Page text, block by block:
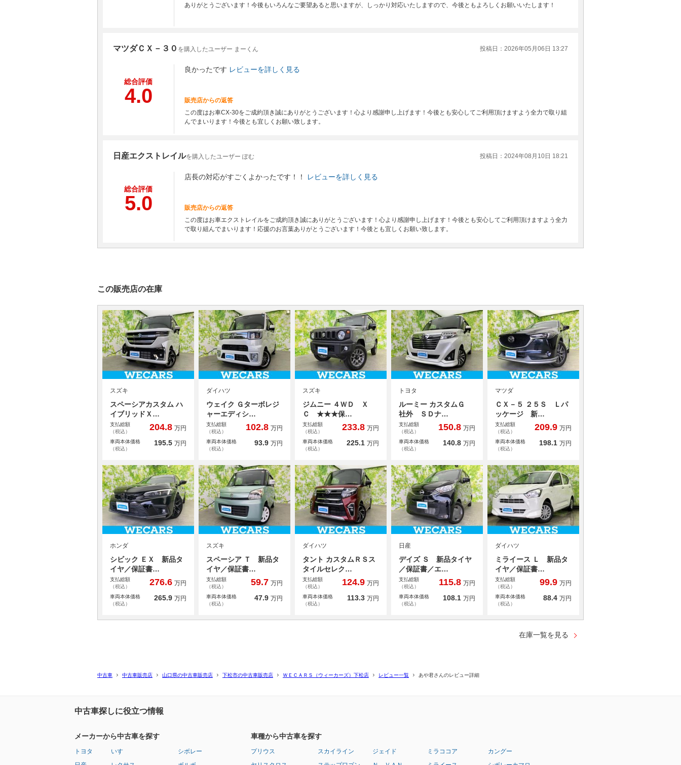
ありがとうございます！今後もいろんなご要望あると思いますが、しっかり対応いたしますので、今後ともよろしくお願いいたします！
マツダＣＸ－３０ を購入したユーザー まーくん 投稿日：2026年05月06日 13:27
総合評価
4.0
良かったです レビューを詳しく見る
販売店からの返答
この度はお車CX-30をご成約頂き誠にありがとうございます！心より感謝申し上げます！今後とも安心してご利用頂けますよう全力で取り組
んでまいります！今後とも宜しくお願い致します。
日産エクストレイルを購入したユーザー ぽむ 投稿日：2024年08月10日 18:21
総合評価
5.0
店長の対応がすごくよかったです！！ レビューを詳しく見る
販売店からの返答
この度はお車エクストレイルをご成約頂き誠にありがとうございます！心より感謝申し上げます！今後とも安心してご利用頂けますよう全力
で取り組んでまいります！応援のお言葉ありがとうございます！今後とも宜しくお願い致します。
この販売店の在庫
スズキ
スペーシアカスタム ハ
イブリッドＸ…
支払総額
（税込）
204.8 万円
車両本体価格
（税込）
195.5 万円
ダイハツ
ウェイク Ｇターボレジ
ャーエディシ…
支払総額
（税込）
102.8 万円
車両本体価格
（税込）
93.9 万円
スズキ
ジムニー ４ＷＤ Ｘ
Ｃ ★★★保…
支払総額
（税込）
233.8 万円
車両本体価格
（税込）
225.1 万円
トヨタ
ルーミー カスタムＧ
社外 ＳＤナ…
支払総額
（税込）
150.8 万円
車両本体価格
（税込）
140.8 万円
マツダ
ＣＸ－５ ２５Ｓ Ｌパ
ッケージ 新…
支払総額
（税込）
209.9 万円
車両本体価格
（税込）
198.1 万円
ホンダ
シビック ＥＸ 新品タ
イヤ／保証書…
支払総額
（税込）
276.6 万円
車両本体価格
（税込）
265.9 万円
スズキ
スペーシア Ｔ 新品タ
イヤ／保証書…
支払総額
（税込）
59.7 万円
車両本体価格
（税込）
47.9 万円
ダイハツ
タント カスタムＲＳス
タイルセレク…
支払総額
（税込）
124.9 万円
車両本体価格
（税込）
113.3 万円
日産
デイズ Ｓ 新品タイヤ
／保証書／エ…
支払総額
（税込）
115.8 万円
車両本体価格
（税込）
108.1 万円
ダイハツ
ミライース Ｌ 新品タ
イヤ／保証書…
支払総額
（税込）
99.9 万円
車両本体価格
（税込）
88.4 万円
在庫一覧を見る
中古車 中古車販売店 山口県の中古車販売店 下松市の中古車販売店 ＷＥＣＡＲＳ（ウィーカーズ）下松店 レビュー一覧 あや君さんのレビュー詳細
中古車探しに役立つ情報
メーカーから中古車を探す
トヨタ
いすゞ
シボレー
車種から中古車を探す
プリウス
スカイライン
ジェイド
ミラココア
カングー